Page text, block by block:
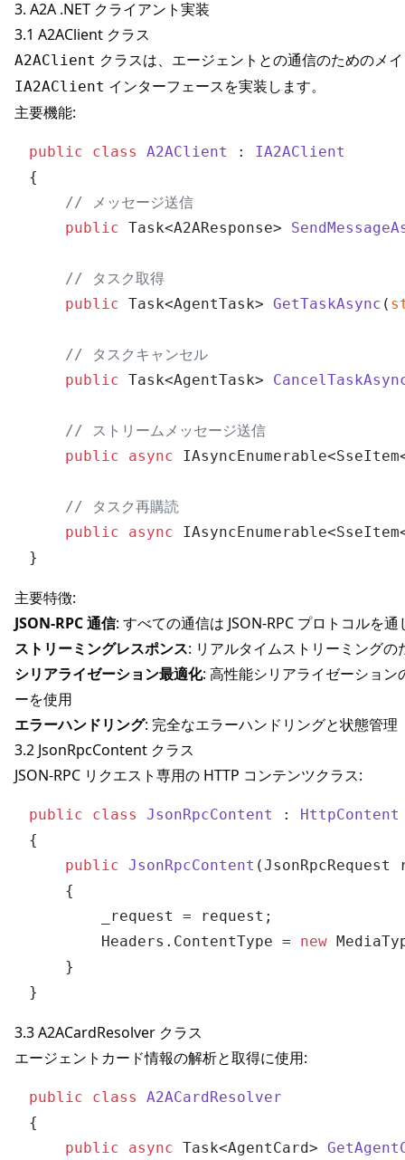
3. A2A .NET クライアント実装
3.1 A2AClient クラス
A2AClient クラスは、エージェントとの通信のためのメ
IA2AClient インターフェースを実装します。
主要機能:
public class A2AClient : IA2AClient
{
// メッセージ送信
public Task<A2AResponse>
// タスク取得
public Task<AgentTask> GetTaskAsync (
// タスクキャンセル
public Task<AgentTask>
// ストリームメッセージ送信
public
async
// タスク再購読
public
async
主要特徴:
JSON-RPC 通信: すべての通信は JSON-RPC プロトコルを通
ストリーミングレスポンス: リアルタイムストリーミング
シリアライゼーション最適化: 高性能シリアライゼーショ
ーを使用
エラーハンドリング: 完全なエラーハンドリングと状態管理
3.2 JsonRpcContent クラス
JSON-RPC リクエスト専用の HTTP コンテンツクラス:
public class JsonRpcContent : HttpContent
{
public JsonRpcContent (JsonRpcRequest
    {
        _request = request;
        Headers.ContentType =
new
    }
3.3 A2ACardResolver クラス
エージェントカード情報の解析と取得に使用:
public class
A2ACardResolver
{
public
async Task<AgentCard>